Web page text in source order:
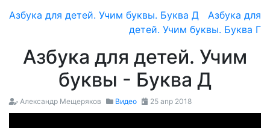
Азбука для детей. Учим буквы. Буква Д
Азбука для
детей. Учим буквы. Буква Г
Азбука для детей. Учим
буквы - Буква Д
Александр Мещеряков Видео 25 апр 2018